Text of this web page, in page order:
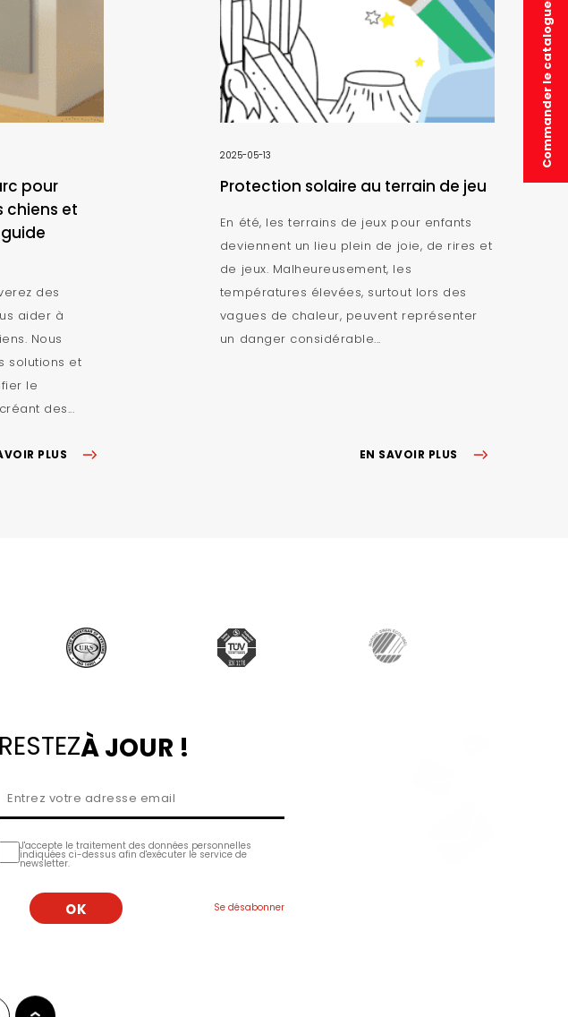
Commander le catalogue
pour
chiens et
des
aider à
Nous
solutions et
le
des...
PLUS
2025-05-13
Protection solaire au terrain de jeu
En été, les terrains de jeux pour enfants
deviennent un lieu plein de joie, de rires et
de jeux. Malheureusement, les
températures élevées, surtout lors des
vagues de chaleur, peuvent représenter
un danger considérable...
EN SAVOIR PLUS
RESTEZÀ JOUR !
J'accepte le traitement des données personnelles
indiquées ci-dessus afin d'exécuter le service de
newsletter.